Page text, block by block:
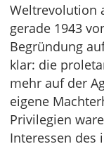
Weltrevolution
gerade 1943
Begründung
klar: die
mehr auf der
eigene
Privilegien
Interessen des